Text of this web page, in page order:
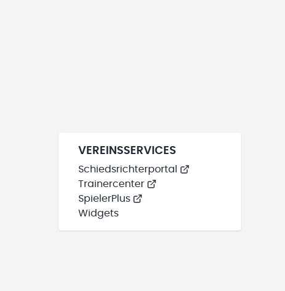
VEREINSSERVICES
Schiedsrichterportal
Trainercenter
SpielerPlus
Widgets